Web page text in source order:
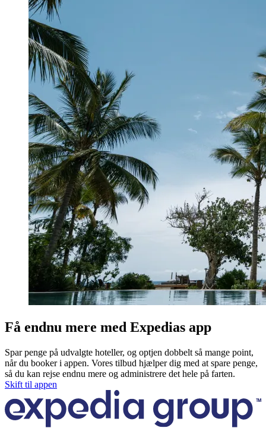
Få endnu mere med Expedias app
Spar penge på udvalgte hoteller, og optjen dobbelt så mange point,
når du booker i appen. Vores tilbud hjælper dig med at spare penge,
så du kan rejse endnu mere og administrere det hele på farten.
Skift til appen